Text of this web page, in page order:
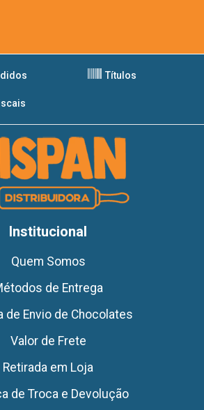
Títulos
Institucional
Quem Somos
de Entrega
de Envio de Chocolates
Valor de Frete
Retirada em Loja
de Troca e Devolução